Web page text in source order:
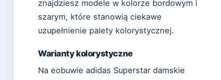
znajdziesz modele w kolorze bordowym i
szarym, które stanowią ciekawe
uzupełnienie palety kolorystycznej.
Warianty kolorystyczne
Na eobuwie adidas Superstar damskie